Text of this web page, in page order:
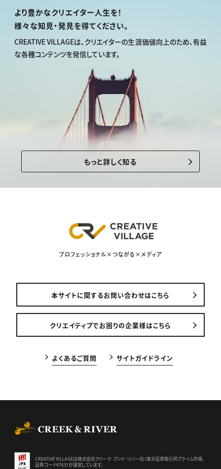
より豊かなクリエイター人生を！
様々な知見・発見を得てください。
CREATIVE VILLAGEは、クリエイターの生涯価値向上のため、有益
な各種コンテンツを発信しています。
もっと詳しく知る
プロフェッショナル×つながる×メディア
本サイトに関するお問い合わせはこちら
クリエイティブでお困りの企業様はこちら
よくあるご質問 サイトガイドライン
CREATIVE VILLAGEは株式会社クリーク･アンド･リバー社（東京証券取引所プライム市場、
証券コード4763）が運営しています。